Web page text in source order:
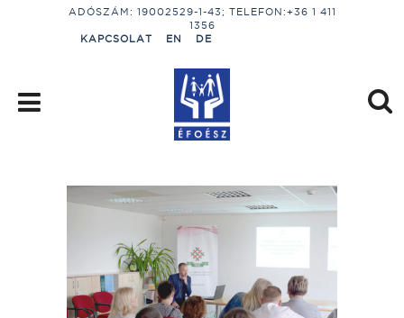
ADÓSZÁM: 19002529-1-43; TELEFON:+36 1 411
1356
KAPCSOLAT
EN DE